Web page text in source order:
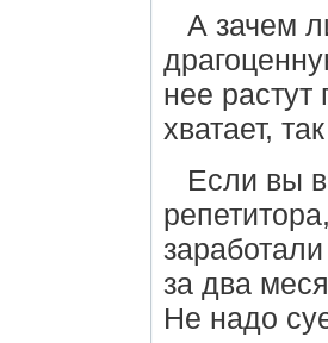
А зачем
нее
хватает,
Если вы
за два
Не надо